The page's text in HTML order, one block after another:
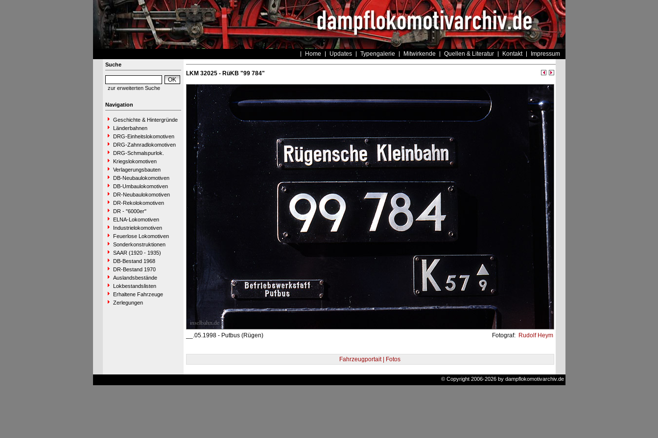
Home Updates Typengalerie Mitwirkende Quellen & Literatur Kontakt Impressum
Suche
zur erweiterten Suche
Navigation
Geschichte & Hintergründe
Länderbahnen
DRG-Einheitslokomotiven
DRG-Zahnradlokomotiven
DRG-Schmalspurlok.
Kriegslokomotiven
Verlagerungsbauten
DB-Neubaulokomotiven
DB-Umbaulokomotiven
DR-Neubaulokomotiven
DR-Rekolokomotiven
DR - "6000er"
ELNA-Lokomotiven
Industrielokomotiven
Feuerlose Lokomotiven
Sonderkonstruktionen
SAAR (1920 - 1935)
DB-Bestand 1968
DR-Bestand 1970
Auslandsbestände
Lokbestandslisten
Erhaltene Fahrzeuge
Zerlegungen
LKM 32025 - RüKB "99 784"
__.05.1998 - Putbus (Rügen) Fotograf: Rudolf Heym
Fahrzeugportait | Fotos
© Copyright 2006-2026 by dampflokomotivarchiv.de